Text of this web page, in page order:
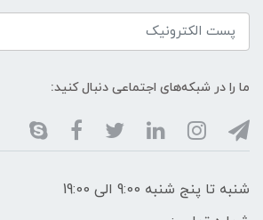
ما را در شبکه‌های اجتماعی دنبال کنید:
شنبه تا پنج شنبه 9:00 الی 19:00